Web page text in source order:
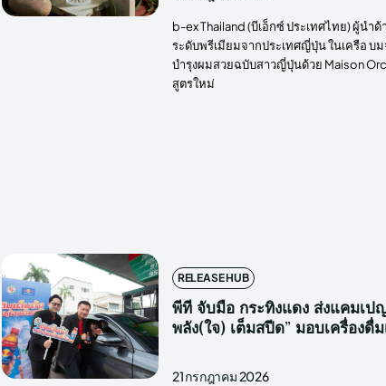
b-ex Thailand (บีเอ็กซ์ ประเทศไทย) ผู้น
ระดับพรีเมียมจากประเทศญี่ปุ่น ในเครือ บ
บำรุงผมสวยฉบับสาวญี่ปุ่นด้วย Maison
สูตรใหม่
RELEASE HUB
พีที จับมือ กระทิงแดง ส่งแคมเป
พลัง(ใจ) เต็มสปีด” มอบเครื่อง
21 กรกฎาคม 2026